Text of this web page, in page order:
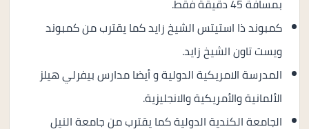
بمسافة 45 دقيقة فقط.
كمبوند ذا استيتس الشيخ زايد كما يقترب من كمبوند
ويست تاون الشيخ زايد.
المدرسة الامريكية الدولية و أيضا مدارس بيفرلي هيلز
الألمانية والأمريكية والانجليزية.
الجامعة الكندية الدولية كما يقترب من جامعة النيل